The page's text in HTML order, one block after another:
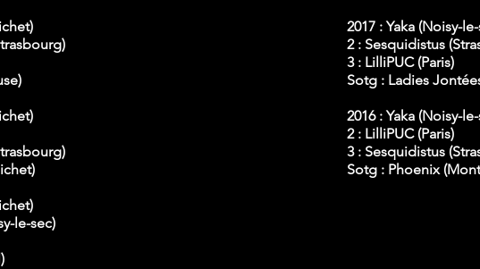
le-sec)
2017 : Yaka (Noisy-
2 : Sesquidistus
3 : LilliPUC (Paris)
Sotg : Ladies
2016 : Yaka (Noisy-
2 : LilliPUC (Paris)
3 : Sesquidistus
Sotg : Phoenix